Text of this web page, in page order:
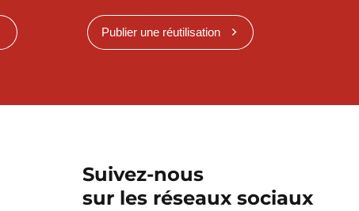
Publier une réutilisation
Suivez-nous
sur les réseaux sociaux